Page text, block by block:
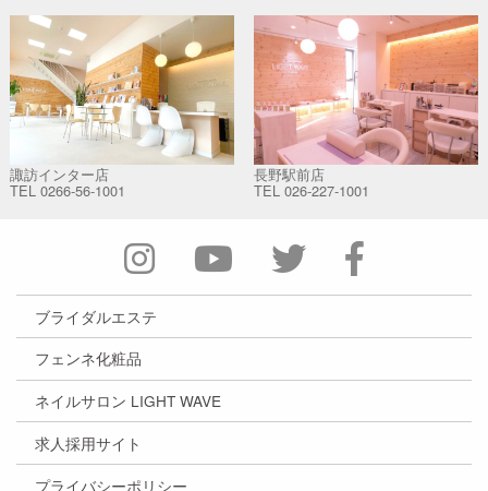
諏訪インター店
TEL 0266-56-1001
長野駅前店
TEL 026-227-1001
ブライダルエステ
フェンネ化粧品
ネイルサロン LIGHT WAVE
求人採用サイト
プライバシーポリシー